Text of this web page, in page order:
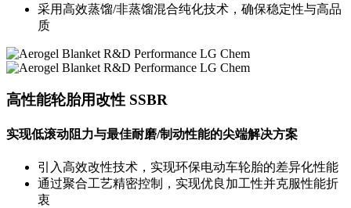
采用高效蒸馏/非蒸馏混合纯化技术，确保稳定性与高品
质
高性能轮胎用改性 SSBR
实现低滚动阻力与最佳耐磨/制动性能的尖端解决方案
引入高效改性技术，实现环保电动车轮胎的差异化性能
通过聚合工艺精密控制，实现优良加工性并克服性能折
衷